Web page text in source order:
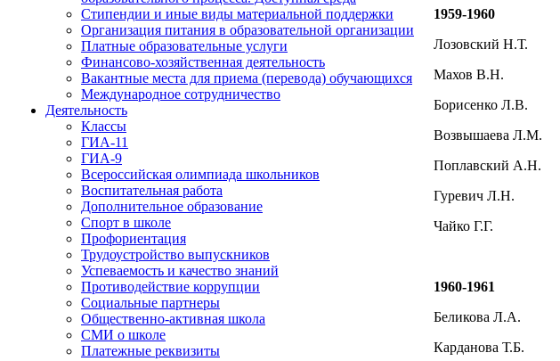
Стипендии и иные виды материальной поддержки
Организация питания в образовательной организации
Платные образовательные услуги
Финансово-хозяйственная деятельность
Вакантные места для приема (перевода) обучающихся
Международное сотрудничество
Деятельность
Классы
ГИА-11
ГИА-9
Всероссийская олимпиада школьников
Воспитательная работа
Дополнительное образование
Спорт в школе
Профориентация
Трудоустройство выпускников
Успеваемость и качество знаний
Противодействие коррупции
Социальные партнеры
Общественно-активная школа
СМИ о школе
Платежные реквизиты
1959-1960
Лозовский Н.Т.
Махов В.Н.
Борисенко Л.В.
Возвышаева Л.М.
Поплавский А.Н.
Гуревич Л.Н.
Чайко Г.Г.
1960-1961
Беликова Л.А.
Карданова Т.Б.